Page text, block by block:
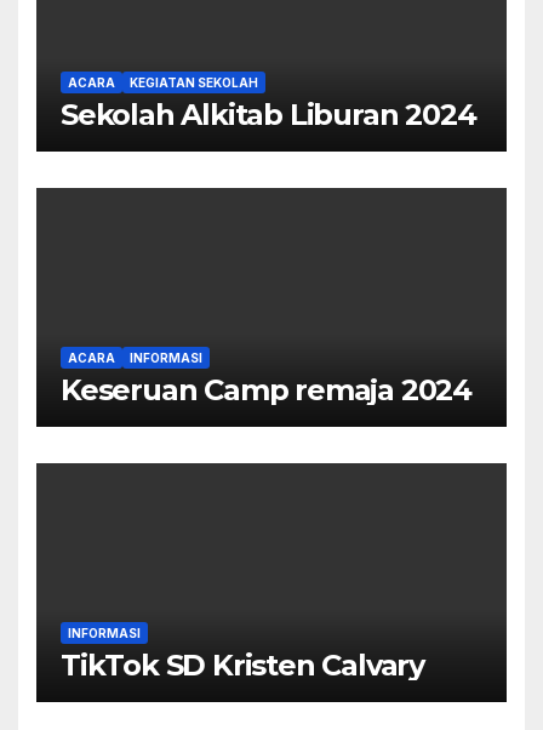
ACARA KEGIATAN SEKOLAH
Sekolah Alkitab Liburan 2024
ACARA INFORMASI
Keseruan Camp remaja 2024
INFORMASI
TikTok SD Kristen Calvary